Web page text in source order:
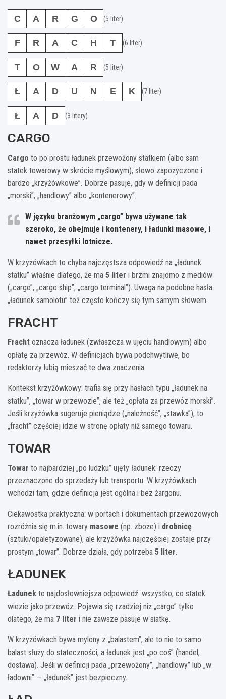
C A R G O (5 liter)
F R A C H T (6 liter)
T O W A R (5 liter)
Ł A D U N E K (7 liter)
Ł A D (3 litery)
CARGO
Cargo to po prostu ładunek przewożony statkiem (albo sam
statek towarowy w skrócie myślowym), słowo zapożyczone i
bardzo „krzyżówkowe”. Dobrze pasuje, gdy w definicji pada
„morski”, „handlowy” albo „kontenerowy”.
W języku branżowym „cargo” bywa używane tak
szeroko, że obejmuje i kontenery, i ładunki masowe, i
nawet przesyłki lotnicze.
W krzyżówkach to chyba najczęstsza odpowiedź na „ładunek
statku” właśnie dlatego, że ma 5 liter i brzmi znajomo z mediów
(„cargo”, „cargo ship”, „cargo terminal”). Uwaga na podobne hasła:
„ładunek samolotu” też często kończy się tym samym słowem.
FRACHT
Fracht oznacza ładunek (zwłaszcza w ujęciu handlowym) albo
opłatę za przewóz. W definicjach bywa podchwytliwe, bo
redaktorzy lubią mieszać te dwa znaczenia.
Kontekst krzyżówkowy: trafia się przy hasłach typu „ładunek na
statku”, „towar w przewozie”, ale też „opłata za przewóz morski”.
Jeśli krzyżówka sugeruje pieniądze („należność”, „stawka”), to
„fracht” częściej idzie w stronę opłaty niż samego towaru.
TOWAR
Towar to najbardziej „po ludzku” ujęty ładunek: rzeczy
przeznaczone do sprzedaży lub transportu. W krzyżówkach
wchodzi tam, gdzie definicja jest ogólna i bez żargonu.
Ciekawostka praktyczna: w portach i dokumentach przewozowych
rozróżnia się m.in. towary masowe (np. zboże) i drobnicę
(sztuki/opaletyzowane), ale krzyżówka najczęściej zostaje przy
prostym „towar”. Dobrze działa, gdy potrzeba 5 liter.
ŁADUNEK
Ładunek to najdosłowniejsza odpowiedź: wszystko, co statek
wiezie jako przewóz. Pojawia się rzadziej niż „cargo” tylko
dlatego, że ma 7 liter i nie zawsze pasuje w siatkę.
W krzyżówkach bywa mylony z „balastem”, ale to nie to samo:
balast służy do stateczności, a ładunek jest „po coś” (handel,
dostawa). Jeśli w definicji pada „przewożony”, „handlowy” lub „w
ładowni” — „ładunek” jest bezpieczny.